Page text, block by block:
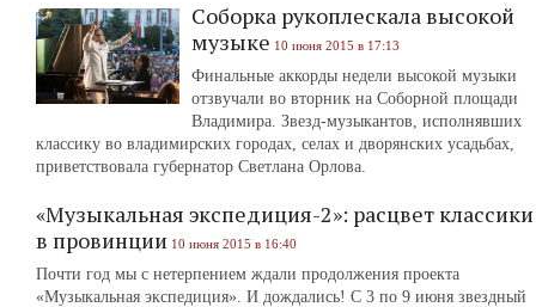
Соборка рукоплескала высокой
музыке 10 июня 2015 в 17:13
Финальные аккорды недели высокой музыки
отзвучали во вторник на Соборной площади
Владимира. Звезд-музыкантов, исполнявших
классику во владимирских городах, селах и дворянских усадьбах,
приветствовала губернатор Светлана Орлова.
«Музыкальная экспедиция-2»: расцвет классики
в провинции 10 июня 2015 в 16:40
Почти год мы с нетерпением ждали продолжения проекта
«Музыкальная экспедиция». И дождались! С 3 по 9 июня звездный